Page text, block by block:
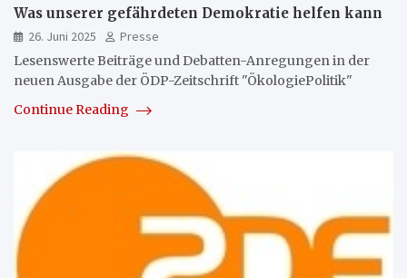
Was unserer gefährdeten Demokratie helfen kann
26. Juni 2025
Presse
Lesenswerte Beiträge und Debatten-Anregungen in der
neuen Ausgabe der ÖDP-Zeitschrift "ÖkologiePolitik"
Continue Reading